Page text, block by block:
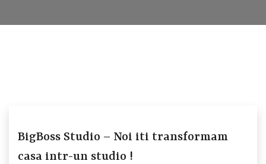
BigBoss Studio – Noi iti transformam
casa intr-un studio !